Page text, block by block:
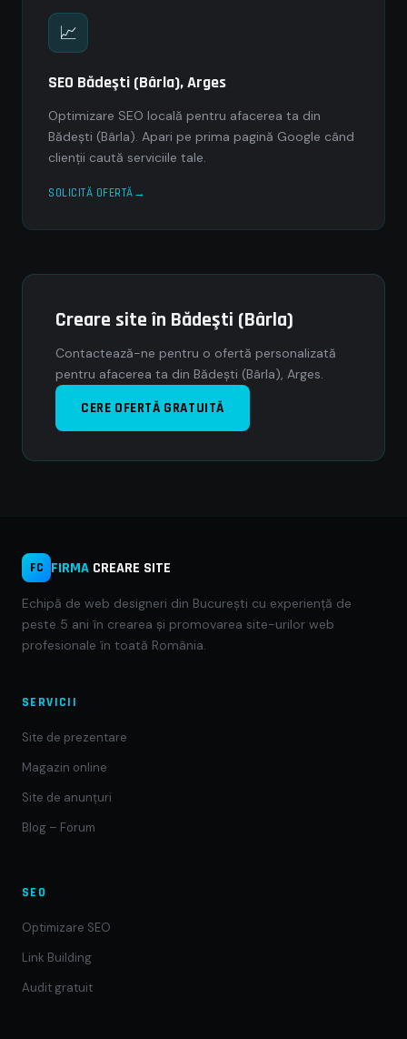
📈
SEO Bădeşti (Bârla), Arges
Optimizare SEO locală pentru afacerea ta din
Bădeşti (Bârla). Apari pe prima pagină Google când
clienții caută serviciile tale.
SOLICITĂ OFERTĂ
Creare site în Bădeşti (Bârla)
Contactează-ne pentru o ofertă personalizată
pentru afacerea ta din Bădeşti (Bârla), Arges.
CERE OFERTĂ GRATUITĂ
FC FIRMA CREARE SITE
Echipă de web designeri din București cu experiență de
peste 5 ani în crearea și promovarea site-urilor web
profesionale în toată România.
SERVICII
Site de prezentare
Magazin online
Site de anunțuri
Blog – Forum
SEO
Optimizare SEO
Link Building
Audit gratuit